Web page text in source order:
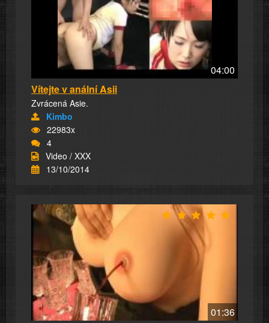
04:00
Vítejte v anální Asii
Zvrácená Asie.
Kimbo
22983x
4
Video / XXX
13/10/2014
01:36